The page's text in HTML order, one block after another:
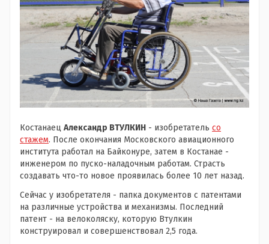
Костанаец Александр ВТУЛКИН - изобретатель со
стажем. После окончания Московского авиационного
института работал на Байконуре, затем в Костанае -
инженером по пуско-наладочным работам. Страсть
создавать что-то новое проявилась более 10 лет назад.
Сейчас у изобретателя - папка документов с патентами
на различные устройства и механизмы. Последний
патент - на велоколяску, которую Втулкин
конструировал и совершенствовал 2,5 года.